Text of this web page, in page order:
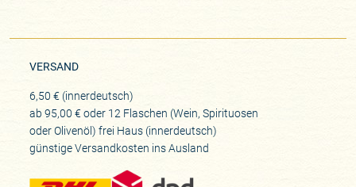
VERSAND
6,50 € (innerdeutsch)
ab 95,00 € oder 12 Flaschen (Wein, Spirituosen
oder Olivenöl) frei Haus (innerdeutsch)
günstige Versandkosten ins Ausland